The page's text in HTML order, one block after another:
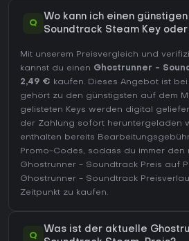
Q
Wo kann ich einen
Soundtrack Steam Key
Mit unserem Preisvergleich und
kannst du einen Ghostrunner -
2,49 € kaufen. Dieses Angebot ist bei
gehört zu den günstigsten auf dem
gelisteten Keys werden digital
der Zahlung sofort heruntergeladen
enthalten bereits
Promo-Codes, sodass du immer den
Ghostrunner - Soundtrack Preis auf
Ghostrunner - Soundtrack
Zeitpunkt zu kaufen.
Q
Was ist der aktuelle